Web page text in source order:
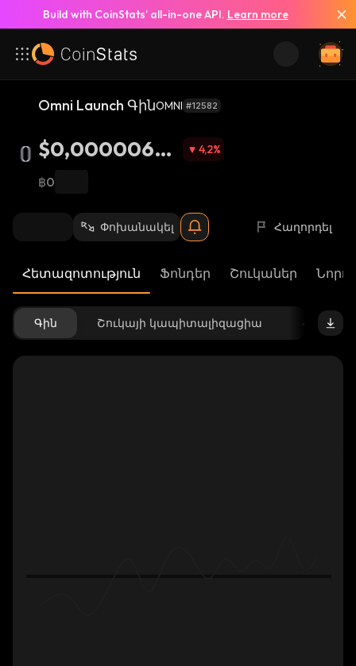
Build with CoinStats’ all-in-one API. Learn more
Omni Launch ԳինOMNI #12582
$0,00000685
3
4,2%
฿0
Փոխանակել Հաղորդել
Հետազոտություն Ֆոնդեր Շուկաներ
Գին Շուկայի կապիտալիզացիա